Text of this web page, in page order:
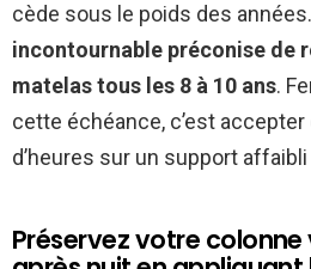
cède sous le poids des années.
incontournable préconise de
matelas tous les 8 à 10 ans.
cette échéance, c’est
d’heures sur un support
Préservez votre